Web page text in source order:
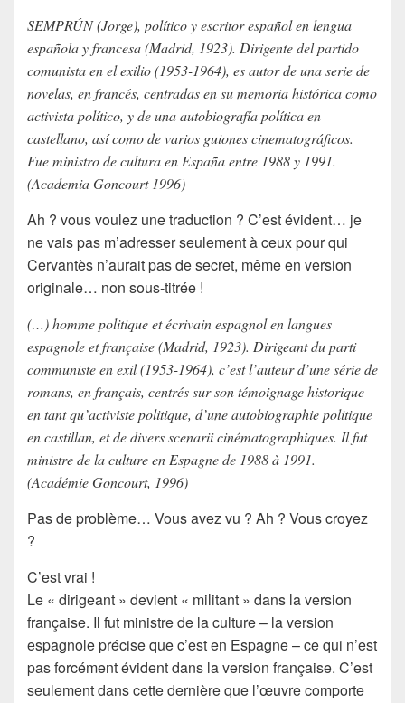
SEMPRÚN (Jorge), político y escritor español en lengua
española y francesa (Madrid, 1923). Dirigente del partido
comunista en el exilio (1953-1964), es autor de una serie de
novelas, en francés, centradas en su memoria histórica como
activista político, y de una autobiografía política en
castellano, así como de varios guiones cinematográficos.
Fue ministro de cultura en España entre 1988 y 1991.
(Academia Goncourt 1996)
Ah ? vous voulez unetraduction ? C’est évident… je
ne vais pas m’adresser seulement à ceux pour qui
Cervantès n’aurait pas de secret, même en version
originale… non sous-titrée !
(…) homme politique et écrivain espagnol en langues
espagnole et française (Madrid, 1923). Dirigeant du parti
communiste en exil (1953-1964), c’est l’auteur d’une série de
romans, en français, centrés sur son témoignage historique
en tant qu’activiste politique, d’une autobiographie politique
en castillan, et de divers scenarii cinématographiques. Il fut
ministre de la culture en Espagne de 1988 à 1991.
(Académie Goncourt, 1996)
Pas de problème… Vous avez vu ? Ah ? Vous croyez
?
C’est vrai !
Le « dirigeant » devient « militant » dans la version
française. Il fut ministre de la culture – la version
espagnole précise que c’est en Espagne – ce qui n’est
pas forcément évident dans la version française. C’est
seulement dans cette dernière que l’œuvre comporte